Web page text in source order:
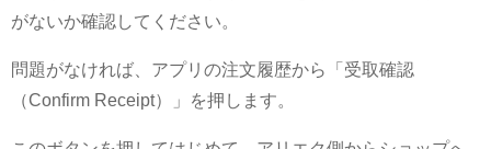
がないか確認してください。
問題がなければ、アプリの注文履歴から「受取確認
（Confirm Receipt）」を押します。